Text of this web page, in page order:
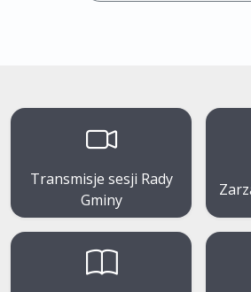
Transmisje sesji Rady
Gminy